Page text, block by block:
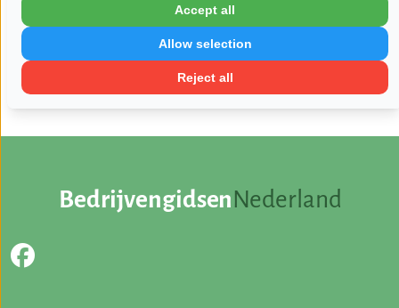
BedrijvengidsenNederland
Reject all
Allow selection
Accept all